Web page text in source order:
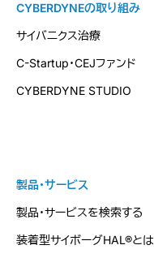
製品・サービス
製品・サービスを検索する
装着型サイボーグHAL®とは
CYBERDYNEの取り組み
サイバニクス治療
C-Startup・CEJファンド
CYBERDYNE STUDIO